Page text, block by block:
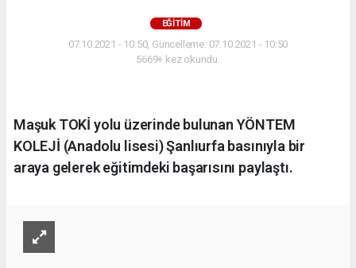
EĞITIM
07.10.2021 - 10:50, Güncelleme: 07.10.2021 - 10:50
5669+ kez okundu.
Maşuk TOKİ yolu üzerinde bulunan YÖNTEM
KOLEJİ (Anadolu lisesi) Şanlıurfa basınıyla bir
araya gelerek eğitimdeki başarısını paylaştı.